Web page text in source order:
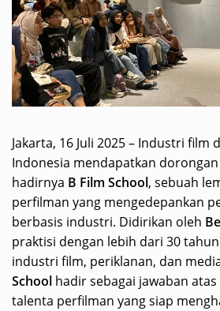
Jakarta, 16 Juli 2025 – Industri film
Indonesia mendapatkan
hadirnya B Film School, sebuah
perfilman yang mengedepankan
berbasis industri. Didirikan oleh
praktisi dengan lebih dari 30
industri film, periklanan, dan
School hadir sebagai jawaban
talenta perfilman yang siap